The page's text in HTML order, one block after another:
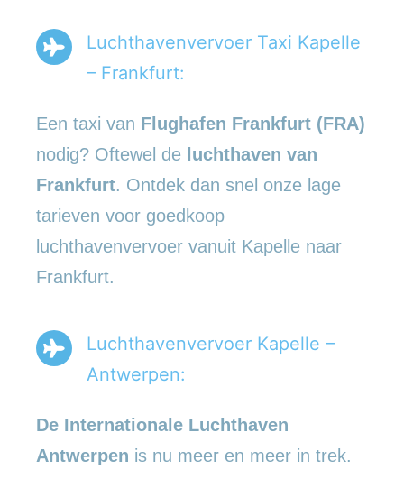
Luchthavenvervoer Taxi Kapelle
– Frankfurt:
Een taxi van Flughafen Frankfurt (FRA)
nodig? Oftewel de luchthaven van
Frankfurt. Ontdek dan snel onze lage
tarieven voor goedkoop
luchthavenvervoer vanuit Kapelle naar
Frankfurt.
Luchthavenvervoer Kapelle –
Antwerpen:
De Internationale Luchthaven
Antwerpen is nu meer en meer in trek.